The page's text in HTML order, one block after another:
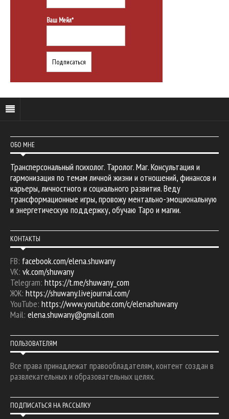
Ваш Мейл*
ОБО МНЕ
Трансперсональный психолог. Таролог. Маг. Консультация и
гармонизация по темам личной жизни и отношений, финансов и
карьеры, личностного и социального развития. Веду
трансформационные игры, провожу ментально-эмоциональную
и энергетическую поддержку, обучаю Таро и магии.
КОНТАКТЫ
FB: facebook.com/elena.shuwany
VK: vk.com/shuwany
Telegram: https://t.me/shuwany_com
ЖЖ: https://shuwany.livejournal.com/
YouTube: https://www.youtube.com/c/elenashuwany
Mail: elena.shuwany@gmail.com
ПОЛЬЗОВАТЕЛЯМ
Все права принадлежат правообладателям, контент создан в
развлекательных и образовательных целях.
ПОДПИСАТЬСЯ НА РАССЫЛКУ